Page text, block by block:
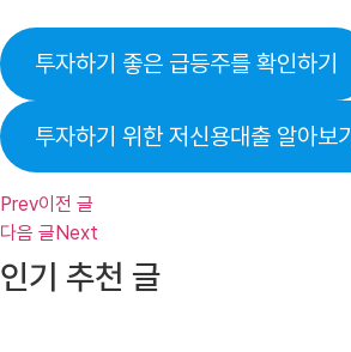
투자하기 좋은 급등주를 확인하기
투자하기 위한 저신용대출 알아보기
Prev이전 글
다음 글Next
인기 추천 글